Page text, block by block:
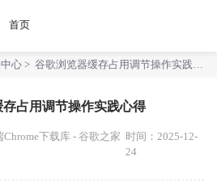
首页
心 > 谷歌浏览器缓存占用调节操作实践心
占用调节操作实践心得
下载库 - 谷歌之家 时间：2025-12-
24